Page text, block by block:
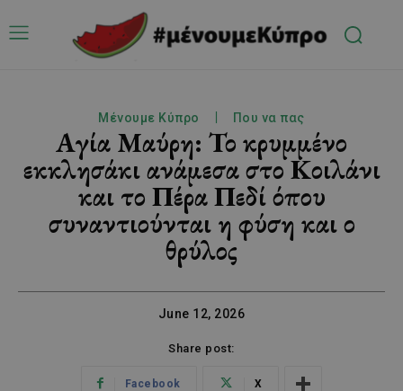
Μένουμε Κύπρο Που να πας
Αγία Μαύρη: Το κρυμμένο
εκκλησάκι ανάμεσα στο Κοιλάνι
και το Πέρα Πεδί όπου
συναντιούνται η φύση και ο
θρύλος
June 12, 2026
Share post:
Facebook X